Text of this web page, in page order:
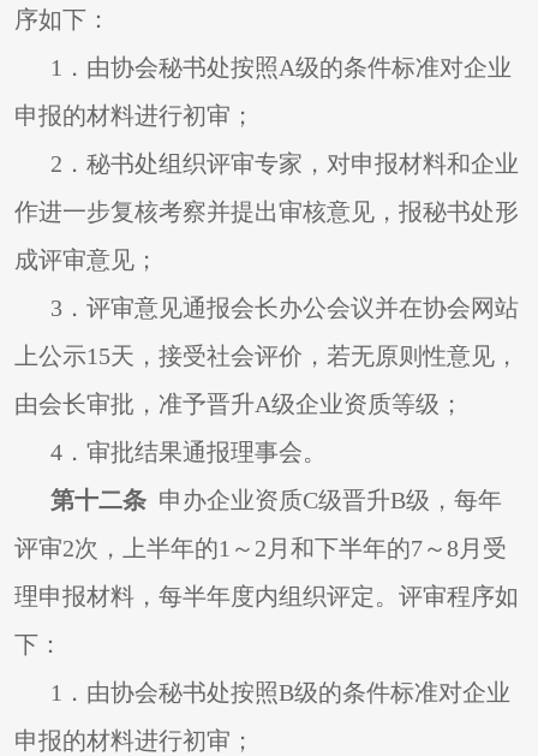
序如下：
1 ．由协会秘书处按照A级的条件标准对企业
申报的材料进行初审；
2 ．秘书处组织评审专家，对申报材料和企业
作进一步复核考察并提出审核意见，报秘书处形
成评审意见；
3 ．评审意见通报会长办公会议并在协会网站
上公示15天，接受社会评价，若无原则性意见，
由会长审批，准予晋升A级企业资质等级；
4 ．审批结果通报理事会。
第十二条 申办企业资质C级晋升B级，每年
评审2次，上半年的1～2月和下半年的7～8月受
理申报材料，每半年度内组织评定。评审程序如
下：
1 ．由协会秘书处按照B级的条件标准对企业
申报的材料进行初审；